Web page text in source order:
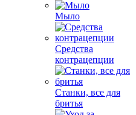
Мыло
Средства
контрацепции
Станки, все для
бритья